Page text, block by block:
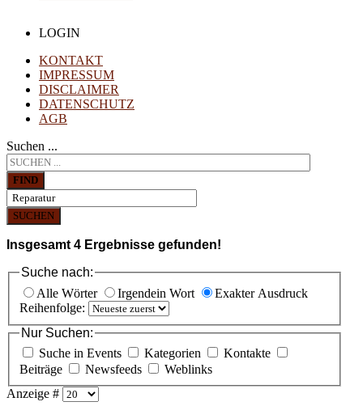
LOGIN
KONTAKT
IMPRESSUM
DISCLAIMER
DATENSCHUTZ
AGB
Suchen ...
FIND
SUCHEN
Insgesamt 4 Ergebnisse gefunden!
Suche nach:
Alle Wörter
Irgendein Wort
Exakter Ausdruck
Reihenfolge:
Nur Suchen:
Suche in Events
Kategorien
Kontakte
Beiträge
Newsfeeds
Weblinks
Anzeige #